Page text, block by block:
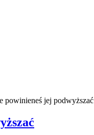
powinieneś jej podwyższać